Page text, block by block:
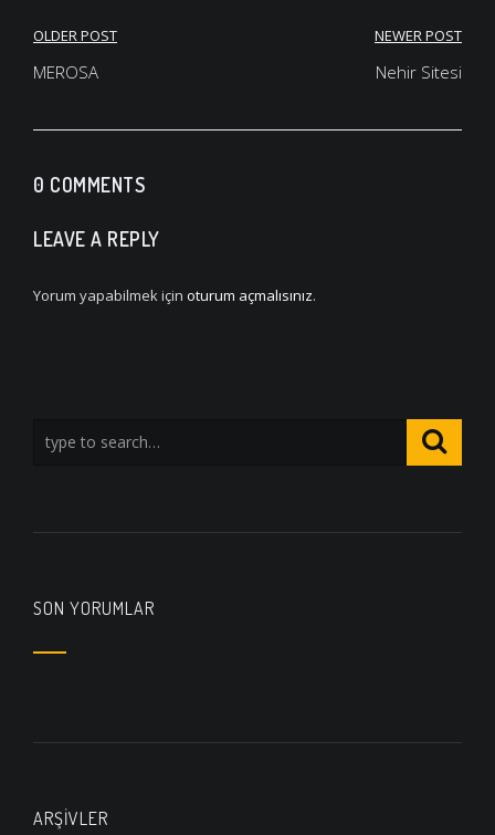
Yazı
gezinmesi
OLDER POST
MEROSA
NEWER POST
Nehir Sitesi
0 COMMENTS
LEAVE A REPLY
Yorum yapabilmek için oturum açmalısınız.
SON YORUMLAR
ARŞIVLER